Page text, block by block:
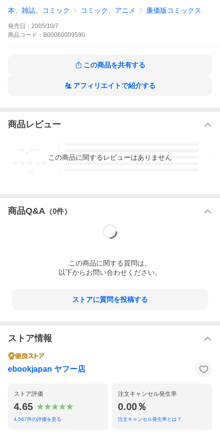
ける。しかしそれこそが自分のゴルフ。守りの挑戦!自分はそれで
新上ってなンボ!! 太一よ泣くなの作品をもっと見る
本、雑誌、コミック コミック、アニメ 廉価版コミックス
発売日： 2005/10/7
商品 コード： B00060009590
この商品を共有する
アフィリエイトで紹介する
商品レビュー
3
この商品に関するレビューはありません
商品Q&A （0件）
この商品に関する質問は、
以下からお問い合わせください。
ストアに質問を投稿する
ストア情報
ebookjapan ヤフー店
ストア評価
4.65
4,567件の評価を見る
注文キャンセル発生率
0.00％
注文キャンセル発生率とは？